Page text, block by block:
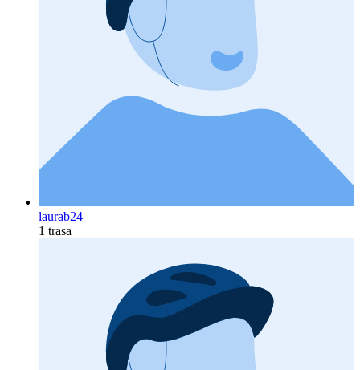
laurab24
1 trasa